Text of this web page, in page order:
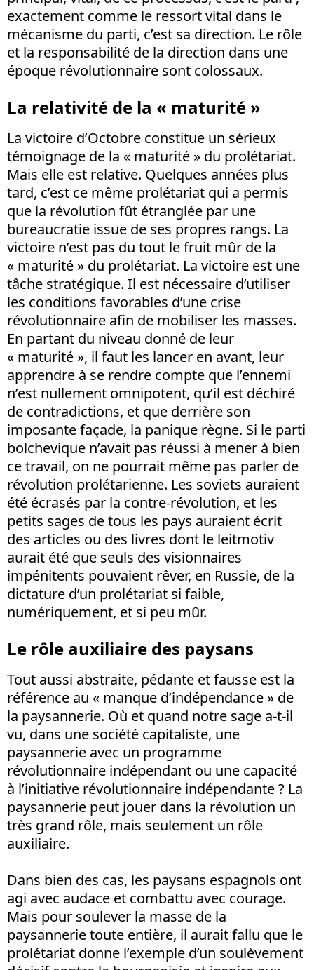
exactement comme le ressort vital dans le
mécanisme du parti, c’est sa direction. Le rôle
et la responsabilité de la direction dans une
époque révolutionnaire sont colossaux.
La relativité de la « maturité »
La victoire d’Octobre constitue un sérieux
témoignage de la « maturité » du prolétariat.
Mais elle est relative. Quelques années plus
tard, c’est ce même prolétariat qui a permis
que la révolution fût étranglée par une
bureaucratie issue de ses propres rangs. La
victoire n’est pas du tout le fruit mûr de la
« maturité » du prolétariat. La victoire est une
tâche stratégique. Il est nécessaire d’utiliser
les conditions favorables d’une crise
révolutionnaire afin de mobiliser les masses.
En partant du niveau donné de leur
« maturité », il faut les lancer en avant, leur
apprendre à se rendre compte que l’ennemi
n’est nullement omnipotent, qu’il est déchiré
de contradictions, et que derrière son
imposante façade, la panique règne. Si le parti
bolchevique n’avait pas réussi à mener à bien
ce travail, on ne pourrait même pas parler de
révolution prolétarienne. Les soviets auraient
été écrasés par la contre-révolution, et les
petits sages de tous les pays auraient écrit
des articles ou des livres dont le leitmotiv
aurait été que seuls des visionnaires
impénitents pouvaient rêver, en Russie, de la
dictature d’un prolétariat si faible,
numériquement, et si peu mûr.
Le rôle auxiliaire des paysans
Tout aussi abstraite, pédante et fausse est la
référence au « manque d’indépendance » de
la paysannerie. Où et quand notre sage a-t-il
vu, dans une société capitaliste, une
paysannerie avec un programme
révolutionnaire indépendant ou une capacité
à l’initiative révolutionnaire indépendante ? La
paysannerie peut jouer dans la révolution un
très grand rôle, mais seulement un rôle
auxiliaire.
Dans bien des cas, les paysans espagnols ont
agi avec audace et combattu avec courage.
Mais pour soulever la masse de la
paysannerie toute entière, il aurait fallu que le
prolétariat donne l’exemple d’un soulèvement